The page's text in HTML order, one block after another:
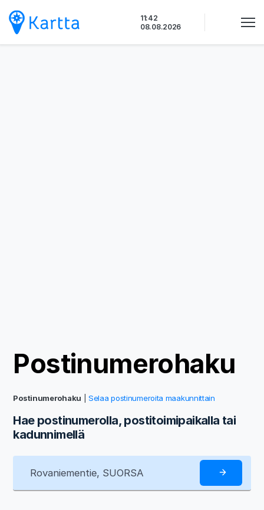
sisältöön
11:42
08.08.2026
Postinumerohaku
Postinumerohaku |Selaa postinumeroita maakunnittain
Hae postinumerolla, postitoimipaikalla tai
kadunnimellä